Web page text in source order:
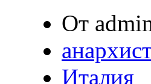
От
Италия